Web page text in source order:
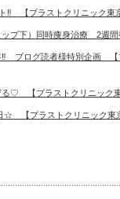
‼ 【プラストクリニック東
ップ下）同時痩身治療 2週間
‼ ブログ読者様特別企画 【
る♡ 【プラストクリニック東
【プラストクリニック東